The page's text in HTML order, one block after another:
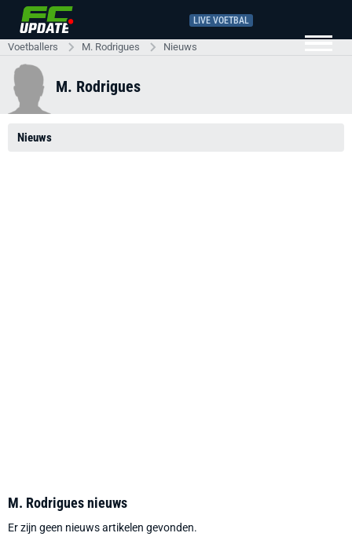
LIVE VOETBAL
Voetballers M. Rodrigues Nieuws
M. Rodrigues
Nieuws
M. Rodrigues nieuws
Er zijn geen nieuws artikelen gevonden.